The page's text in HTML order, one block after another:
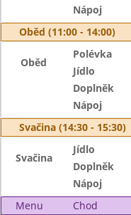
Nápoj
Oběd (11:00 - 14:00)
Oběd
Polévka
Jídlo
Doplněk
Nápoj
Svačina (14:30 - 15:30)
Svačina
Jídlo
Doplněk
Nápoj
Menu
Chod